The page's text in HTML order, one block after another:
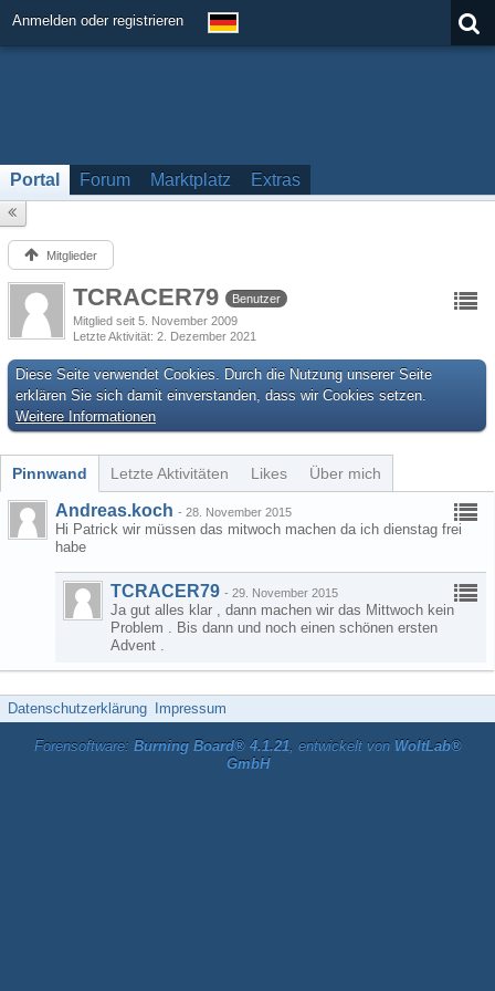
Anmelden oder registrieren
Portal Forum Marktplatz Extras
Mitglieder
TCRACER79
Benutzer
Mitglied seit 5. November 2009
Letzte Aktivität 2. Dezember 2021
Diese Seite verwendet Cookies. Durch die Nutzung unserer Seite
erklären Sie sich damit einverstanden, dass wir Cookies setzen.
Weitere Informationen
Pinnwand Letzte Aktivitäten Likes Über mich
Andreas.koch - 28. November 2015
Hi Patrick wir müssen das mitwoch machen da ich dienstag frei
habe
TCRACER79 - 29. November 2015
Ja gut alles klar , dann machen wir das Mittwoch kein
Problem . Bis dann und noch einen schönen ersten
Advent .
Datenschutzerklärung Impressum
Forensoftware: Burning Board® 4.1.21, entwickelt von WoltLab®
GmbH